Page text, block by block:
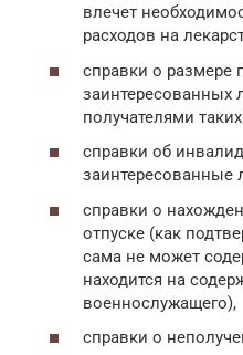
влечет
расходов на
справки о размере
заинтересованных
получателями
справки об
заинтересованные
справки о
отпуске (как
сама не может
находится на
военнослужащего),
справки о